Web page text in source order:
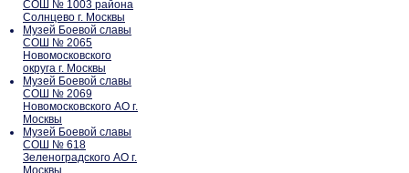
СОШ № 1003 района
Солнцево г. Москвы
Музей Боевой славы
СОШ № 2065
Новомосковского
округа г. Москвы
Музей Боевой славы
СОШ № 2069
Новомосковского АО г.
Москвы
Музей Боевой славы
СОШ № 618
Зеленоградского АО г.
Москвы